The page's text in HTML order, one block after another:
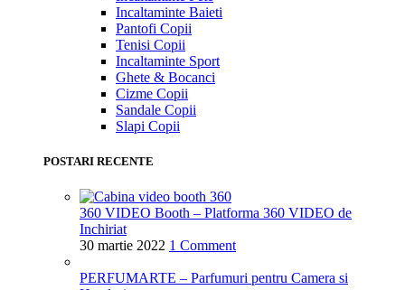
Incaltaminte Baieti
Pantofi Copii
Tenisi Copii
Incaltaminte Sport
Ghete & Bocanci
Cizme Copii
Sandale Copii
Slapi Copii
POSTARI RECENTE
360 VIDEO Booth – Platforma 360 VIDEO de
Inchiriat
30 martie 2022 1 Comment
PERFUMARTE – Parfumuri pentru Camera si